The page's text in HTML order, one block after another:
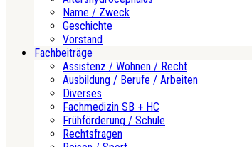
Name / Zweck
Geschichte
Vorstand
Fachbeiträge
Assistenz / Wohnen / Recht
Ausbildung / Berufe / Arbeiten
Diverses
Fachmedizin SB + HC
Frühförderung / Schule
Rechtsfragen